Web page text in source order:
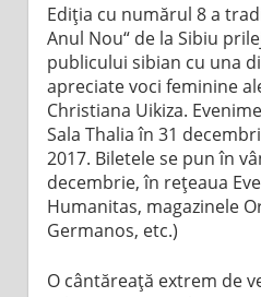
Ediţia cu numărul 8 a
Anul Nou“ de la Sibiu
publicului sibian cu una
apreciate voci feminine
Christiana Uikiza.
Sala Thalia în 31
2017. Biletele se pun în
decembrie, în reţeaua
Humanitas, magazinele
Germanos, etc.)
O cântăreaţă extrem de